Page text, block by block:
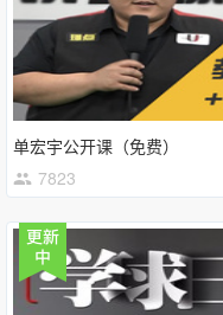
单宏宇公开课（免费）
7823